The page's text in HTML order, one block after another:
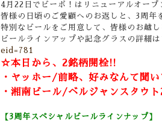
4月22日でビーボ！はリニューアルオー
皆様の日頃のご愛顧へのお返しと、3周
特別なビールをご用意して、皆様のお越し
ビールラインアップや記念グラスの詳細
eid=781
☆本日から、2銘柄開栓!!
・ヤッホー/前略、好みなんて聞
・湘南ビール/ベルジャンスタウト
【3周年スペシャルビールラインナップ】